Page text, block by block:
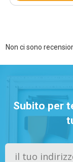
Non ci sono
Subito per